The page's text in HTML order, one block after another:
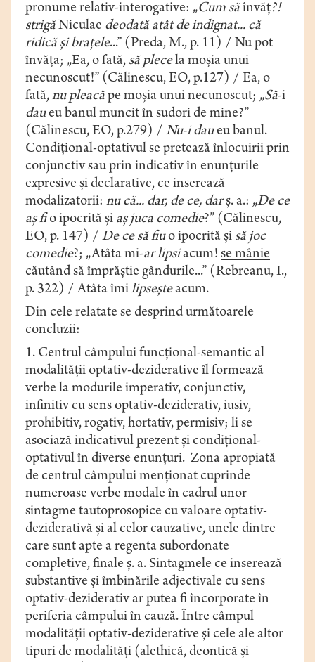
pronume relativ-interogative: „Cum săînvăţ?!
strigăNiculae deodată atât de indignat... că
ridică şi braţele...” (Preda, M., p. 11) / Nu pot
învăţa; „Ea, o fată, să plecela moşia unui
necunoscut!” (Călinescu, EO, p.127) / Ea, o
fată,nu pleacăpe moşia unui necunoscut; „Să-i
daueu banul muncit în sudori de mine?”
(Călinescu, EO, p.279) / Nu-i daueu banul.
Condiţional-optativul se pretează înlocuirii prin
conjunctiv sau prin indicativ în enunţurile
expresive şi declarative, ce inserează
modalizatorii: nu că... dar, de ce, darş. a.: „De ce
aş fio ipocrită şi aş juca comedie?” (Călinescu,
EO, p. 147) / De ce să fiuo ipocrită şi să joc
comedie?; „Atâta mi-ar lipsiacum! se mânie
căutând să împrăştie gândurile...” (Rebreanu, I.,
p. 322) / Atâta îmilipseşteacum.
Din cele relatate se desprind următoarele
concluzii:
1. Centrul câmpului funcţional-semantic al
modalității optativ-deziderative îl formează
verbe la modurile imperativ, conjunctiv,
infinitiv cu sens optativ-deziderativ, iusiv,
prohibitiv, rogativ, hortativ, permisiv; li se
asociază indicativul prezent şi condiţional-
optativul în diverse enunţuri. Zona apropiată
de centrul câmpului menționat cuprinde
numeroase verbe modale în cadrul unor
sintagme tautoprosopice cu valoare optativ-
deziderativă și al celor cauzative, unele dintre
care sunt apte a regenta subordonate
completive, finale ș. a. Sintagmele ce inserează
substantive și îmbinările adjectivale cu sens
optativ-deziderativ ar putea fi încorporate în
periferia câmpului în cauză. Între câmpul
modalității optativ-deziderative și cele ale altor
tipuri de modalități (alethică, deontică și